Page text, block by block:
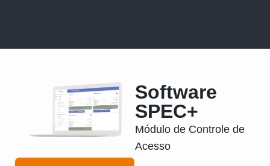
Software
SPEC+
Módulo de Controle de
Acesso